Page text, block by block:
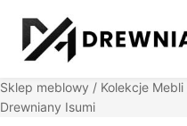
Sklep meblowy / Kolekcje Mebli
Drewniany Isumi